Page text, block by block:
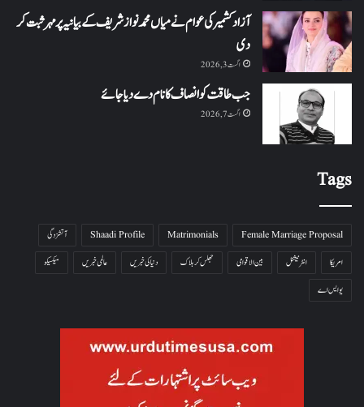
آزاد کشمیر کی عوام نے میاں محمد نواز شریف کے بیانیہ پر مہر ثبت کر
دی
اگست 3, 2026
جب طاقت کو انصاف کا نام دے دیا جائے
اگست 7, 2026
Tags
Female Marriage Proposal
Matrimonials
Shaadi Profile
آتشزدگی
امریکا
انٹرنیشنل بین الاقوامی جھلس کر ہلاک دنیا کی خبریں عالمی خبریں
میکسیکو
یو ایس اے